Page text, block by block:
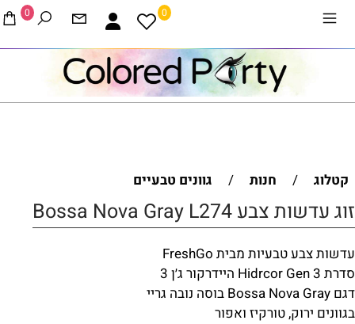
0 0
קטלוג / חנות / גוונים טבעיים
זוג עדשות צבע Bossa Nova Gray L274
עדשות צבע טבעיות מבית FreshGo
סדרת Hidrcor Gen 3 היידרקור ג׳ן 3
דגם Bossa Nova Gray בוסה נובה גריי
בגוונים ירוק, טורקיז ואפור